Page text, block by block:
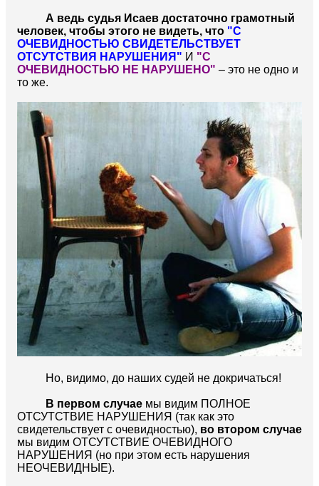
А ведь судья Исаев достаточно грамотный
человек, чтобы этого не видеть, что "С
ОЧЕВИДНОСТЬЮ СВИДЕТЕЛЬСТВУЕТ
ОТСУТСТВИЯ НАРУШЕНИЯ" И "С
ОЧЕВИДНОСТЬЮ НЕ НАРУШЕНО" – это не одно и
то же.
Но, видимо, до наших судей не докричаться!
В первом случае мы видим ПОЛНОЕ
ОТСУТСТВИЕ НАРУШЕНИЯ (так как это
свидетельствует с очевидностью), во втором случае
мы видим ОТСУТСТВИЕ ОЧЕВИДНОГО
НАРУШЕНИЯ (но при этом есть нарушения
НЕОЧЕВИДНЫЕ).